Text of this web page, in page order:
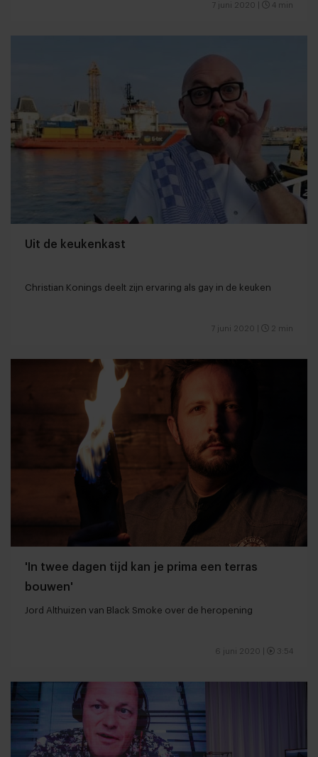
7 juni 2020 4 min
Uit de keukenkast
Christian Konings deelt zijn ervaring als gay in de keuken
7 juni 2020 2 min
'In twee dagen tijd kan je prima een terras
bouwen'
Jord Althuizen van Black Smoke over de heropening
6 juni 2020 3:54